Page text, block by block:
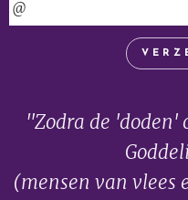
"Zodra de 'doden'
(mensen van vlees